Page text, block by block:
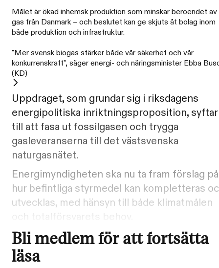
Målet är ökad inhemsk produktion som minskar beroendet av
gas från Danmark – och beslutet kan ge skjuts åt bolag inom
både produktion och infrastruktur.
"Mer svensk biogas stärker både vår säkerhet och vår
konkurrenskraft", säger energi- och näringsminister Ebba
(KD)
Uppdraget, som grundar sig i riksdagens
energipolitiska inriktningsproposition, syftar
till att fasa ut fossilgasen och trygga
gasleveranserna till det västsvenska
naturgasnätet.
Energimyndigheten ska nu ta fram förslag på
hur befintliga styrmedel kan kompletteras
utvecklas, med hänsyn till både klimatmålen
Bli medlem för att fortsätta
läsa